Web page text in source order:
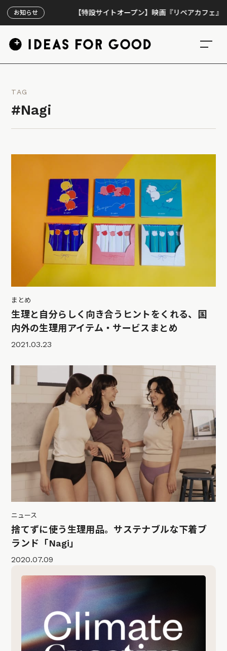
お知らせ 【特設サイトオープン】映画『リペアカフェ』、上映
TAG
#Nagi
まとめ
生理と自分らしく向き合うヒントをくれる、国
内外の生理用アイテム・サービスまとめ
2021.03.23
ニュース
捨てずに使う生理用品。サステナブルな下着ブ
ランド「Nagi」
2020.07.09